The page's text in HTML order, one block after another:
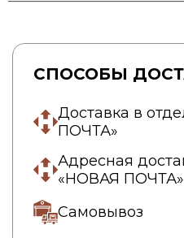
СПОСОБЫ
Доставка в
ПОЧТА»
Адресная
«НОВАЯ ПОЧТА»
Самовывоз